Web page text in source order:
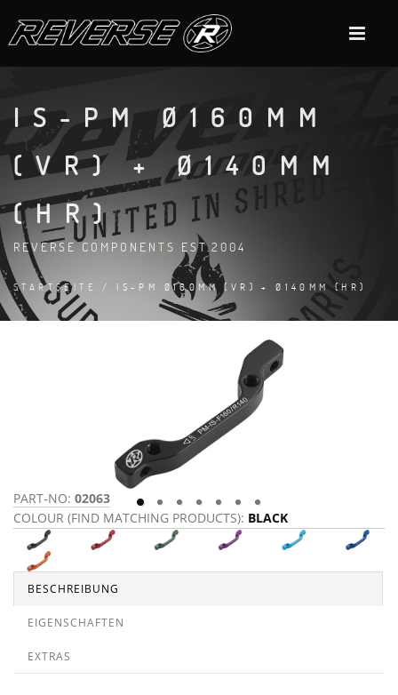
IS-PM Ø160MM
(VR) + Ø140MM
(HR)
REVERSE COMPONENTS EST.2004
STARTSEITE / IS-PM Ø160MM (VR) + Ø140MM (HR)
PART-NO: 02063
COLOUR (FIND MATCHING PRODUCTS): BLACK
BESCHREIBUNG
EIGENSCHAFTEN
EXTRAS